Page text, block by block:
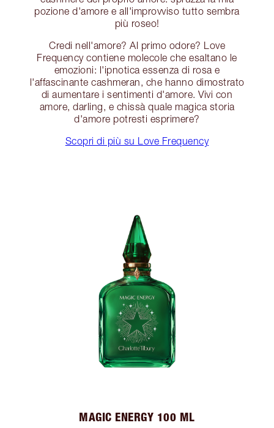
pozione d'amore e all'improvviso tutto sembra
più roseo!
Credi nell'amore? Al primo odore? Love
Frequency contiene molecole che esaltano le
emozioni: l'ipnotica essenza di rosa e
l'affascinante cashmeran, che hanno dimostrato
di aumentare i sentimenti d'amore. Vivi con
amore, darling, e chissà quale magica storia
d'amore potresti esprimere?
Scopri di più su Love Frequency
MAGIC ENERGY 100 ML